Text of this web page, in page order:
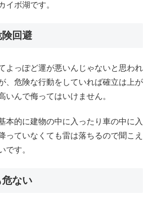
イボ湖です。
回避
よっぽど運が悪いんじゃないと思われ
、危険な行動をしていれば確立は上が
いんで侮ってはいけません。
本的に建物の中に入ったり車の中に入
っていなくても雷は落ちるので聞こえ
です。
ない